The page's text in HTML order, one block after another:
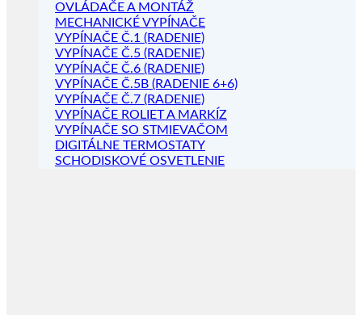
OVLÁDAČE A MONTÁŽ
MECHANICKÉ VYPÍNAČE
VYPÍNAČE Č.1 (RADENIE)
VYPÍNAČE Č.5 (RADENIE)
VYPÍNAČE Č.6 (RADENIE)
VYPÍNAČE Č.5B (RADENIE 6+6)
VYPÍNAČE Č.7 (RADENIE)
VYPÍNAČE ROLIET A MARKÍZ
VYPÍNAČE SO STMIEVAČOM
DIGITÁLNE TERMOSTATY
SCHODISKOVÉ OSVETLENIE